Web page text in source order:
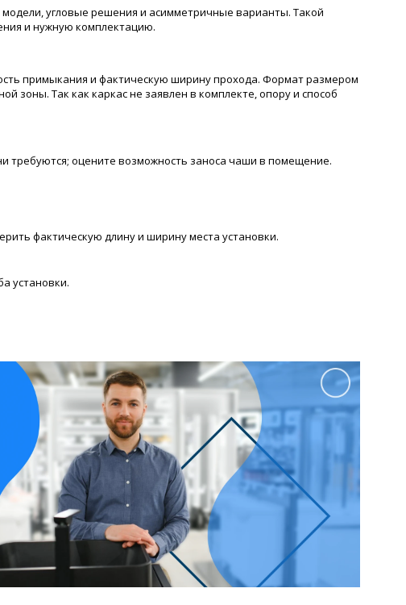
угловые решения и асимметричные варианты. Такой
и нужную комплектацию.
примыкания и фактическую ширину прохода. Формат размером
зоны. Так как каркас не заявлен в комплекте, опору и способ
требуются; оцените возможность заноса чаши в помещение.
фактическую длину и ширину места установки.
установки.